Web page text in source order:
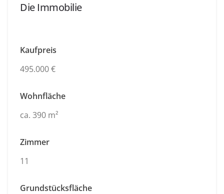
Die Immobilie
Kaufpreis
495.000 €
Wohnfläche
ca. 390 m²
Zimmer
11
Grundstücksfläche